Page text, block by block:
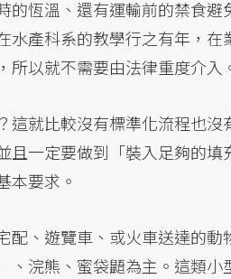
恆溫、還有運輸前的禁食避
產科系的教學行之有年，在
以就不需要由法律重度介入
這就比較沒有標準化流程也沒
一定要做到「裝入足夠的填
本要求。
、遊覽車、或火車送達的動
浣熊、蜜袋鼯為主。這類小